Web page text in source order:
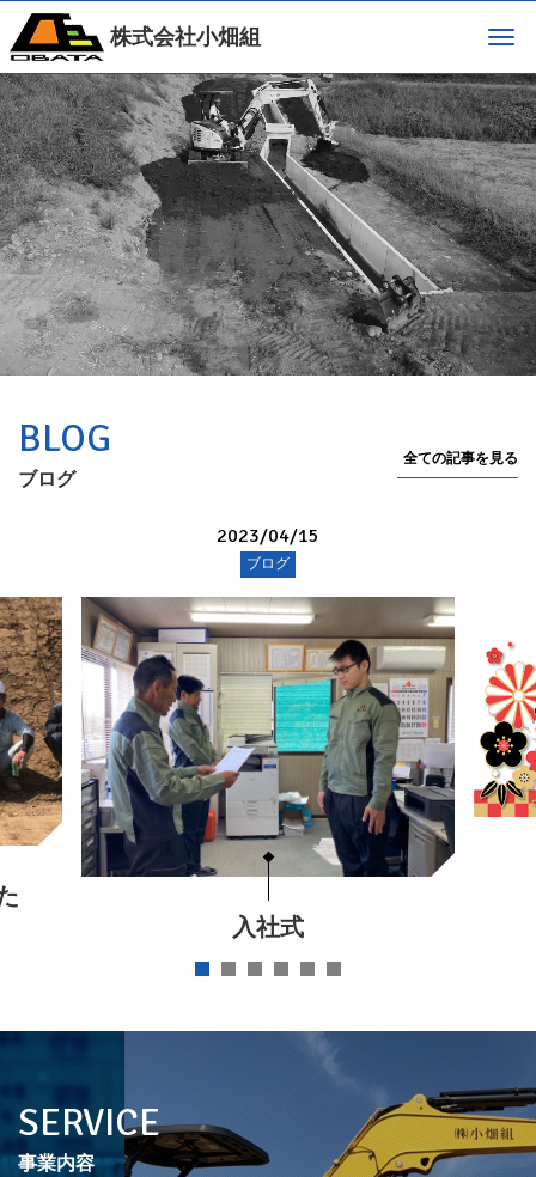
株式会社小畑組
BLOG
ブログ
全ての記事を見る
2023/04/15
ブログ
入社式
SERVICE
事業内容